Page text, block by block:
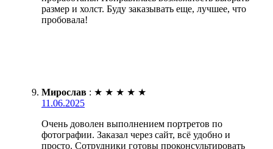
размер и холст. Буду заказывать еще, лучшее, что
пробовала!
Мирослав : ★ ★ ★ ★ ★
11.06.2025
Очень доволен выполнением портретов по
фотографии. Заказал через сайт, всё удобно и
просто. Сотрудники готовы проконсультировать